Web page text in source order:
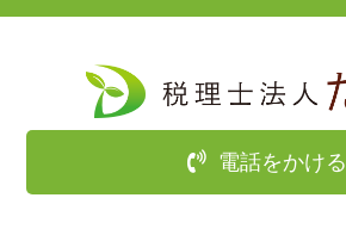
電話をかける